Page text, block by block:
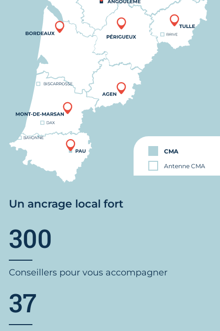
CMA
Antenne CMA
Un ancrage local fort
300
Conseillers pour vous accompagner
37